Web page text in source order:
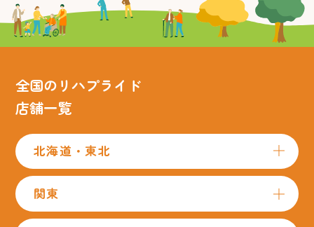
全国のリハプライド
店舗一覧
北海道・東北
関東